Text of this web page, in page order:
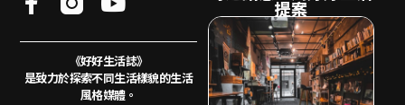
《好好生活誌》
是致力於探索不同生活樣貌的生活
風格媒體。
提案